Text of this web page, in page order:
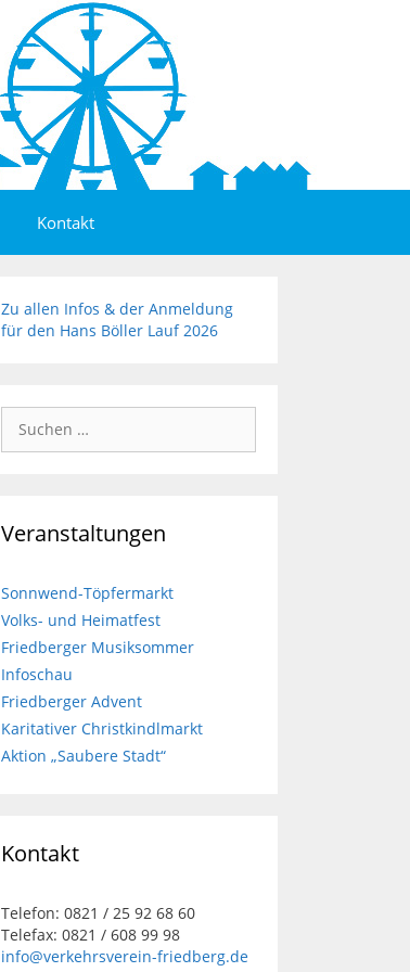
Kontakt
Zu allen Infos & der Anmeldung
für den Hans Böller Lauf 2026
nach:
Veranstaltungen
Sonnwend-Töpfermarkt
Volks- und Heimatfest
Friedberger Musiksommer
Infoschau
Friedberger Advent
Karitativer Christkindlmarkt
Aktion „Saubere Stadt“
Kontakt
Telefon: 0821 / 25 92 68 60
Telefax: 0821 / 608 99 98
info@verkehrsverein-friedberg.de